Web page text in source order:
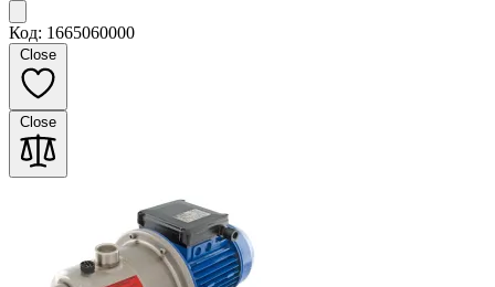
Код: 1665060000
Close
Close